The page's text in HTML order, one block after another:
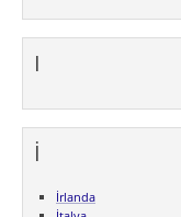
I
İ
İrlanda